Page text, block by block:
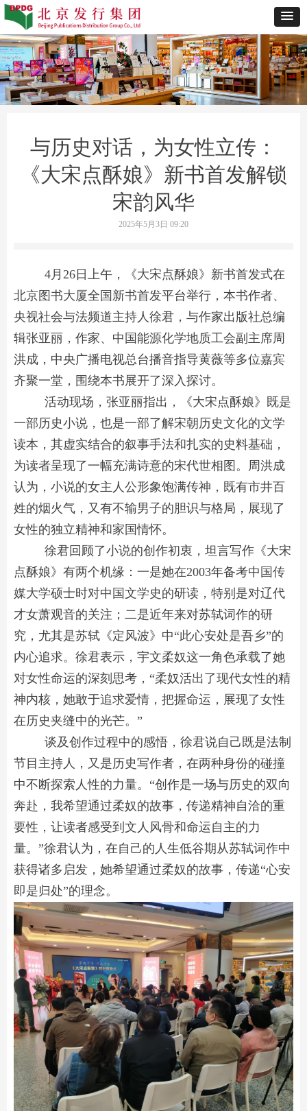
4月26日上午，《大宋点酥娘》新书首发式在
北京图书大厦全国新书首发平台举行，本书作者、
央视社会与法频道主持人徐君，与作家出版社总编
辑张亚丽，作家、中国能源化学地质工会副主席周
洪成，中央广播电视总台播音指导黄薇等多位嘉宾
齐聚一堂，围绕本书展开了深入探讨。
活动现场，张亚丽指出，《大宋点酥娘》既是
一部历史小说，也是一部了解宋朝历史文化的文学
读本，其虚实结合的叙事手法和扎实的史料基础，
为读者呈现了一幅充满诗意的宋代世相图。周洪成
认为，小说的女主人公形象饱满传神，既有市井百
姓的烟火气，又有不输男子的胆识与格局，展现了
女性的独立精神和家国情怀。
徐君回顾了小说的创作初衷，坦言写作《大宋
点酥娘》有两个机缘：一是她在2003年备考中国传
媒大学硕士时对中国文学史的研读，特别是对辽代
才女萧观音的关注；二是近年来对苏轼词作的研
究，尤其是苏轼《定风波》中“此心安处是吾乡”的
内心追求。徐君表示，宇文柔奴这一角色承载了她
对女性命运的深刻思考，“柔奴活出了现代女性的精
神内核，她敢于追求爱情，把握命运，展现了女性
在历史夹缝中的光芒。”
谈及创作过程中的感悟，徐君说自己既是法制
节目主持人，又是历史写作者，在两种身份的碰撞
中不断探索人性的力量。“创作是一场与历史的双向
奔赴，我希望通过柔奴的故事，传递精神自洽的重
要性，让读者感受到文人风骨和命运自主的力
量。”徐君认为，在自己的人生低谷期从苏轼词作中
获得诸多启发，她希望通过柔奴的故事，传递“心安
即是归处”的理念。
与历史对话，为女性立传：
《大宋点酥娘》新书首发解锁
宋韵风华
2025年5月3日 09:20